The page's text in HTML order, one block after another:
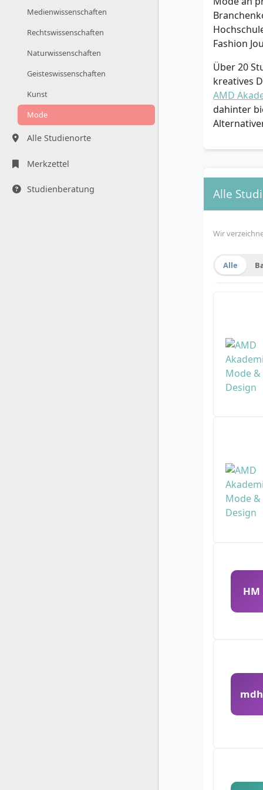
Medienwissenschaften
Rechtswissenschaften
Naturwissenschaften
Geisteswissenschaften
Kunst
Mode
Alle Studienorte
Merkzettel
Studienberatung
Fashion
Über 20
kreatives
AMD
dahinter
Alle
Wir
Alle
HM
mdh